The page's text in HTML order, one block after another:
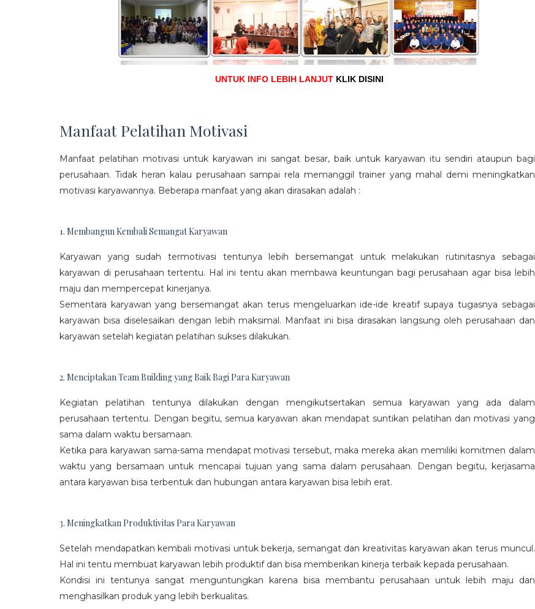
UNTUK INFO LEBIH LANJUT KLIK DISINI
Manfaat Pelatihan Motivasi
Manfaat pelatihan motivasi untuk karyawan ini sangat besar, baik untuk karyawan itu sendiri ataupun bagi
perusahaan. Tidak heran kalau perusahaan sampai rela memanggil trainer yang mahal demi meningkatkan
motivasi karyawannya. Beberapa manfaat yang akan dirasakan adalah :
1. Membangun Kembali Semangat Karyawan
Karyawan yang sudah termotivasi tentunya lebih bersemangat untuk melakukan rutinitasnya sebagai
karyawan di perusahaan tertentu. Hal ini tentu akan membawa keuntungan bagi perusahaan agar bisa lebih
maju dan mempercepat kinerjanya.
Sementara karyawan yang bersemangat akan terus mengeluarkan ide-ide kreatif supaya tugasnya sebagai
karyawan bisa diselesaikan dengan lebih maksimal. Manfaat ini bisa dirasakan langsung oleh perusahaan dan
karyawan setelah kegiatan pelatihan sukses dilakukan.
2. Menciptakan Team Building yang Baik Bagi Para Karyawan
Kegiatan pelatihan tentunya dilakukan dengan mengikutsertakan semua karyawan yang ada dalam
perusahaan tertentu. Dengan begitu, semua karyawan akan mendapat suntikan pelatihan dan motivasi yang
sama dalam waktu bersamaan.
Ketika para karyawan sama-sama mendapat motivasi tersebut, maka mereka akan memiliki komitmen dalam
waktu yang bersamaan untuk mencapai tujuan yang sama dalam perusahaan. Dengan begitu, kerjasama
antara karyawan bisa terbentuk dan hubungan antara karyawan bisa lebih erat.
3. Meningkatkan Produktivitas Para Karyawan
Setelah mendapatkan kembali motivasi untuk bekerja, semangat dan kreativitas karyawan akan terus muncul.
Hal ini tentu membuat karyawan lebih produktif dan bisa memberikan kinerja terbaik kepada perusahaan.
Kondisi ini tentunya sangat menguntungkan karena bisa membantu perusahaan untuk lebih maju dan
menghasilkan produk yang lebih berkualitas.